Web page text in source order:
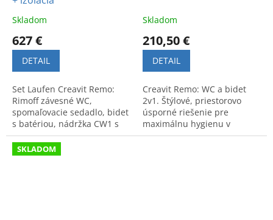
Skladom
627 €
DETAIL
Set Laufen Creavit Remo:
Rimoff závesné WC,
spomaľovacie sedadlo, bidet
s batériou, nádržka CW1 s
bielym tlačidlom a zvuková
izolácia.
Skladom
210,50 €
DETAIL
Creavit Remo: WC a bidet
2v1. Štýlové, priestorovo
úsporné riešenie pre
maximálnu hygienu v
kúpeľni. Kód výrobku: FE320.
SKLADOM